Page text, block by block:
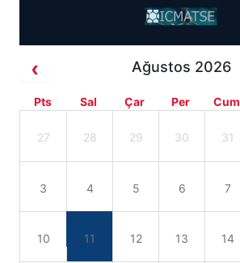
Ağustos 2026
Pts Sal Çar Per Cum
27 28 29 30 31
3 4 5 6 7
10 11 12 13 14